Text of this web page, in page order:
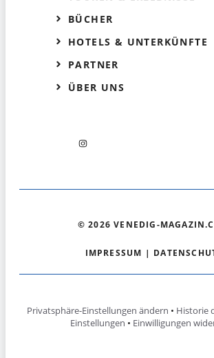
BÜCHER
HOTELS & UNTERKÜNFTE
PARTNER
ÜBER UNS
© 2026 VENEDIG-
IMPRESSUM |
Privatsphäre-Einstellungen ändern • Historie
Einstellungen • Einwilligungen